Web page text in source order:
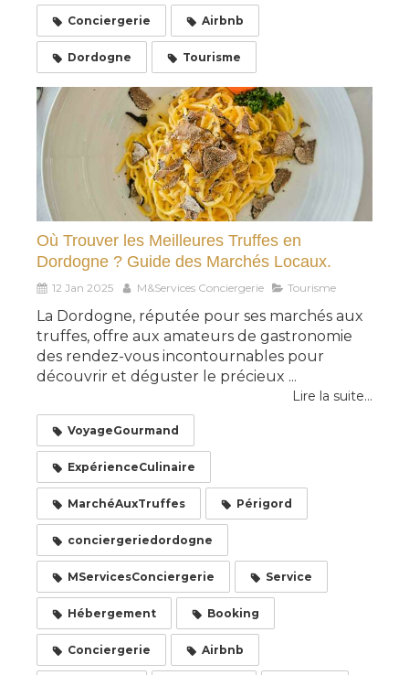
Conciergerie Airbnb
Dordogne Tourisme
Où Trouver les Meilleures Truffes en
Dordogne ? Guide des Marchés Locaux.
12 Jan 2025 M&Services Conciergerie Tourisme
La Dordogne, réputée pour ses marchés aux
truffes, offre aux amateurs de gastronomie
des rendez-vous incontournables pour
découvrir et déguster le précieux ...
Lire la suite...
VoyageGourmand
ExpérienceCulinaire
MarchéAuxTruffes Périgord
conciergeriedordogne
MServicesConciergerie Service
Hébergement Booking
Conciergerie Airbnb